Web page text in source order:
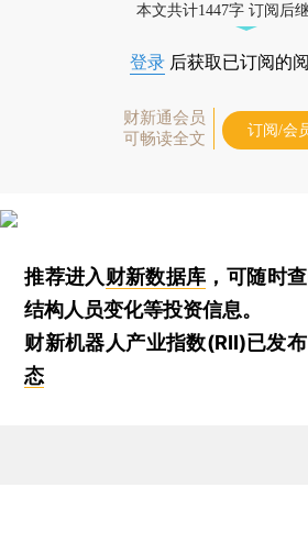
本文共计1447字 订阅后
登录 后获取已订阅的
财新通会员
可畅读全文
订阅/会
推荐进入财新数据库 ，可随时
结构人员变化等投资信息。
财新机器人产业指数(RII)已发布
态